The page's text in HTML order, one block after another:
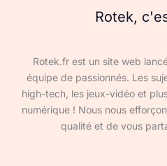
Rotek,
Rotek.fr est un site web
équipe de passionnés. Les
high-tech, les jeux-vidéo et
numérique ! Nous nous
qualité et de vous